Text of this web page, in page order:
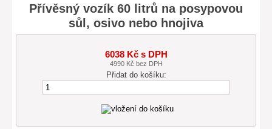
Přívěsný vozík 60 litrů na posypovou
sůl, osivo nebo hnojiva
6038 Kč s DPH
4990 Kč bez DPH